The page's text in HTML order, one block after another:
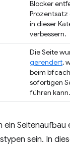
Blocker
in dieser
verbessern.
Die Seite
gerendert,
beim
sofortigen
führen kann.
ein Seitenaufbau
sein. In